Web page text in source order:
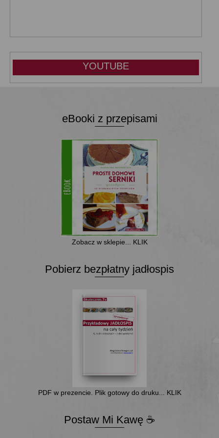
YOUTUBE
eBooki z przepisami
Zobacz w sklepie... KLIK
Pobierz bezpłatny jadłospis
PDF w prezencie. Plik gotowy do druku... KLIK
Postaw Mi Kawę ☕